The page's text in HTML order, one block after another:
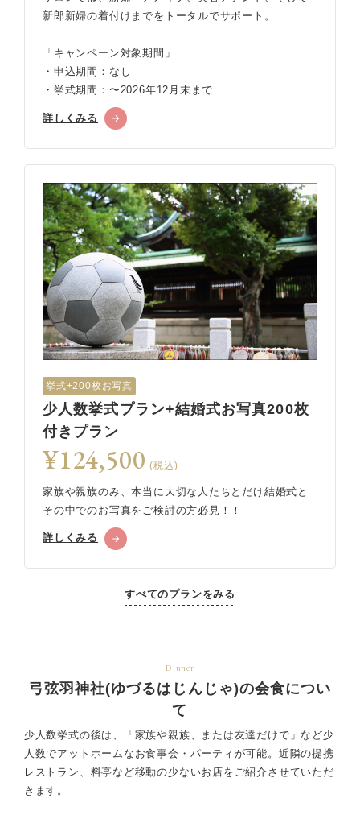
新郎新婦の着付けまでをトータルでサポート。
「キャンペーン対象期間」
・申込期間：なし
・挙式期間：〜2026年12月末まで
詳しくみる
挙式+200枚お写真
少人数挙式プラン+結婚式お写真200枚
付きプラン
¥124,500 (税込)
家族や親族のみ、本当に大切な人たちとだけ結婚式と
その中でのお写真をご検討の方必見！！
詳しくみる
すべてのプランをみる
Dinner
弓弦羽神社(ゆづるはじんじゃ)の会食につい
て
少人数挙式の後は、「家族や親族、または友達だけで」など少
人数でアットホームなお食事会・パーティが可能。 近隣の提携
レストラン、料亭など移動の少ないお店をご紹介させていただ
きます。